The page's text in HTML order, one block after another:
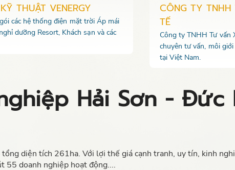
THUẬT VENERGY
các hệ thống điện mặt trời Áp mái
dưỡng Resort, Khách sạn và các
CÔNG TY
TẾ
Công ty TNHH Tư vấn
chuyên tư vấn, môi
tại Việt Nam.
Hải Sơn -
diện tích 261ha. Với lợi thế giá cạnh tranh, uy tín, kinh
55 doanh nghiệp hoạt động....